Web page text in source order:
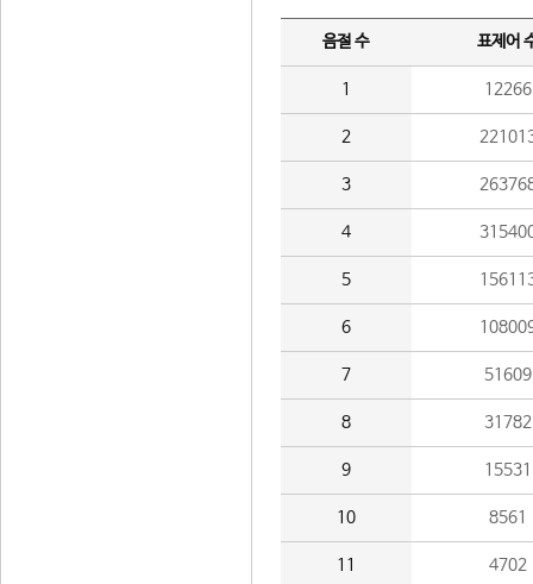
음절 수 표제어
1 12266
2
3
4
5
6
7 51609
8 31782
9 15531
10 8561
11 4702